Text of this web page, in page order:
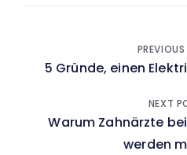
5 Gründe, einen
NEXT
Warum Zahnärzte
werden